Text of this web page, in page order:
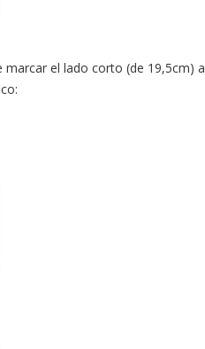
marcar el lado corto (de 19,5cm) a